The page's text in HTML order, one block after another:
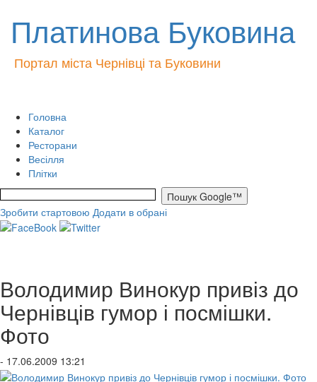
Платинова Буковина
Портал міста Чернівці та Буковини
Головна
Каталог
Ресторани
Весілля
Плітки
Зробити стартовою Додати в обрані
Володимир Винокур привіз до
Чернівців гумор і посмішки.
Фото
- 17.06.2009 13:21